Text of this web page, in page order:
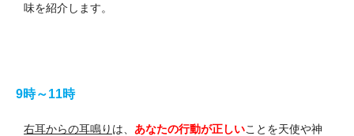
味を紹介します。
9時～11時
右耳からの耳鳴り は、 あなたの行動が正しいことを天使や神